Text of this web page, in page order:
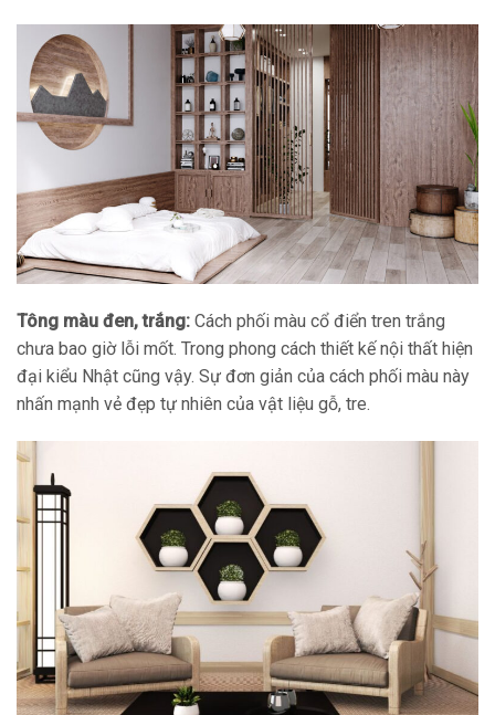
Tông màu đen, trắng: Cách phối màu cổ điển tren trắng
chưa bao giờ lỗi mốt. Trong phong cách thiết kế nội thất hiện
đại kiểu Nhật cũng vậy. Sự đơn giản của cách phối màu này
nhấn mạnh vẻ đẹp tự nhiên của vật liệu gỗ, tre.